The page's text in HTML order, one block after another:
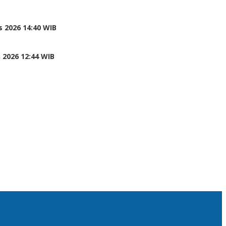
14:40 WIB
12:44 WIB